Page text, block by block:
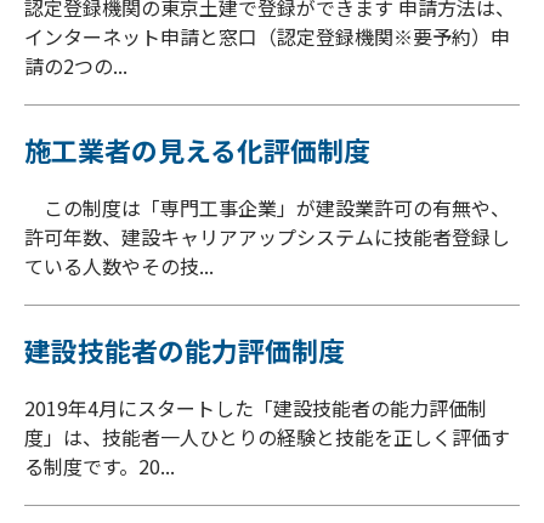
認定登録機関の東京土建で登録ができます 申請方法は、
インターネット申請と窓口（認定登録機関※要予約）申
請の2つの...
施工業者の見える化評価制度
この制度は「専門工事企業」が建設業許可の有無や、
許可年数、建設キャリアアップシステムに技能者登録し
ている人数やその技...
建設技能者の能力評価制度
2019年4月にスタートした「建設技能者の能力評価制
度」は、技能者一人ひとりの経験と技能を正しく評価す
る制度です。20...